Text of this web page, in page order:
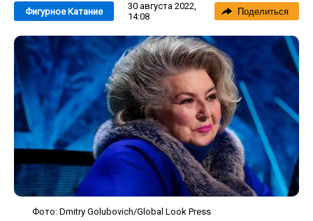
Фигурное Катание
30 августа 2022,
14:08
Поделиться
Фото: Dmitry Golubovich/Global Look Press